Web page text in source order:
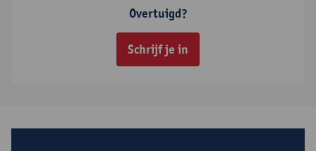
Overtuigd?
Schrijf je in